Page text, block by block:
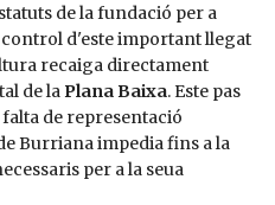
de la fundació per a
d'este important llegat
recaiga directament
de la Plana Baixa. Este pas
de representació
Burriana impedia fins a la
per a la seua